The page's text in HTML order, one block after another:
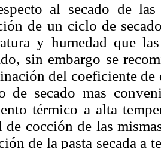
al secado de
de un ciclo de
y humedad que
sin embargo se
del coeficiente
de secado mas
térmico a alta
de cocción de las
de la pasta secada a